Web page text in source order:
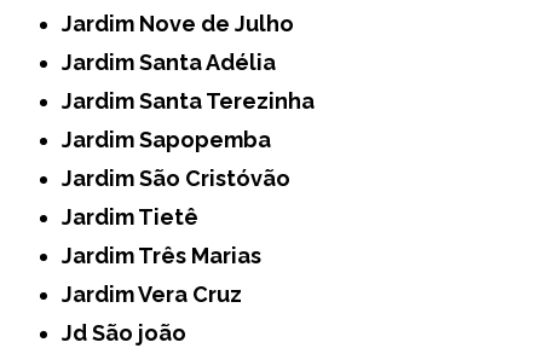
Jardim Nove de Julho
Jardim Santa Adélia
Jardim Santa Terezinha
Jardim Sapopemba
Jardim São Cristóvão
Jardim Tietê
Jardim Três Marias
Jardim Vera Cruz
Jd São joão